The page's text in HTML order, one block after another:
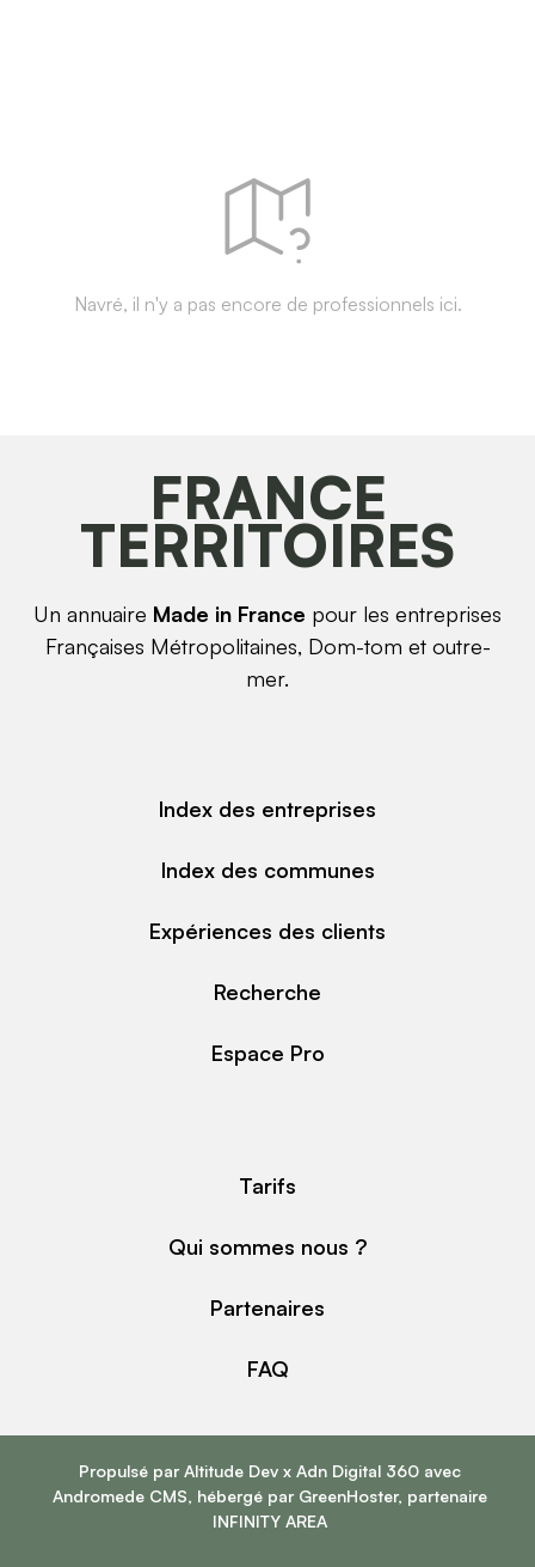
Navré, il n'y a pas encore de professionnels ici.
FRANCE
TERRITOIRES
Un annuaire Made in France pour les entreprises
Françaises Métropolitaines, Dom-tom et outre-
mer.
Index des entreprises
Index des communes
Expériences des clients
Recherche
Espace Pro
Tarifs
Qui sommes nous ?
Partenaires
FAQ
Propulsé par Altitude Devx Adn Digital 360avec
Andromede CMS, hébergé par GreenHoster, partenaire
INFINITY AREA